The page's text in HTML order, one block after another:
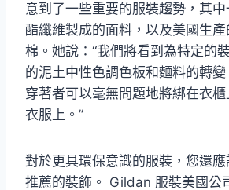
意到了一些重要的服裝趨勢，其
酯纖維製成的面料，以及美國生
棉。她說：“我們將看到為特定的
的泥土中性色調色板和麵料的轉變
穿著者可以毫無問題地將綁在衣
衣服上。”
對於更具環保意識的服裝，您還
推薦的裝飾。 Gildan 服裝美國公